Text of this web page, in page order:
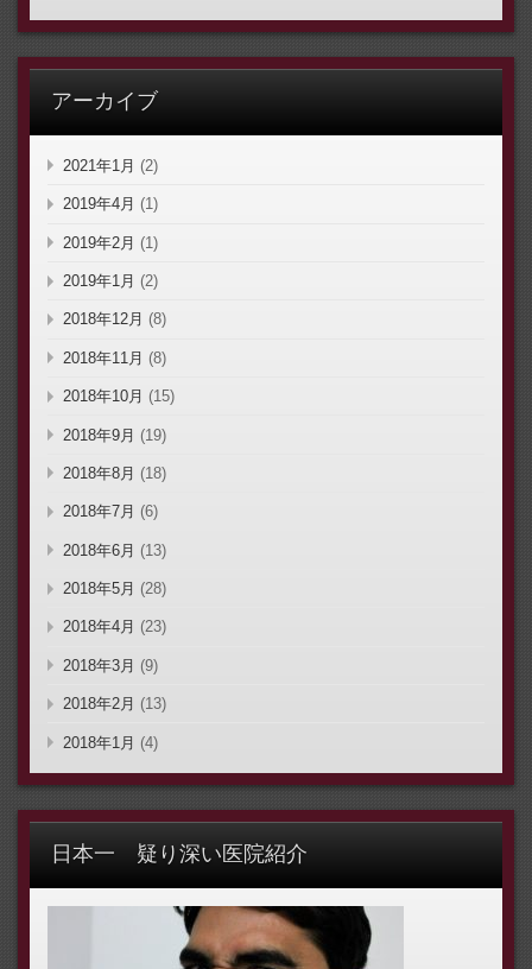
アーカイブ
2021年1月 (2)
2019年4月 (1)
2019年2月 (1)
2019年1月 (2)
2018年12月 (8)
2018年11月 (8)
2018年10月 (15)
2018年9月 (19)
2018年8月 (18)
2018年7月 (6)
2018年6月 (13)
2018年5月 (28)
2018年4月 (23)
2018年3月 (9)
2018年2月 (13)
2018年1月 (4)
日本一 疑り深い医院紹介